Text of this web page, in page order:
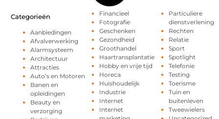
Categorieën
Aanbiedingen
Afvalverwerking
Alarmsysteem
Architectuur
Attracties
Auto’s en Motoren
Banen en
opleidingen
Beauty en
verzorging
Financieel
Fotografie
Geschenken
Gezondheid
Groothandel
Haartransplantatie
Hobby en vrije tijd
Horeca
Huishoudelijk
Industrie
Internet
Internet
Particuliere
dienstverlening
Rechten
Relatie
Sport
Spotlight
Telefonie
Testing
Toerisme
Tuin en
buitenleven
Tweewielers